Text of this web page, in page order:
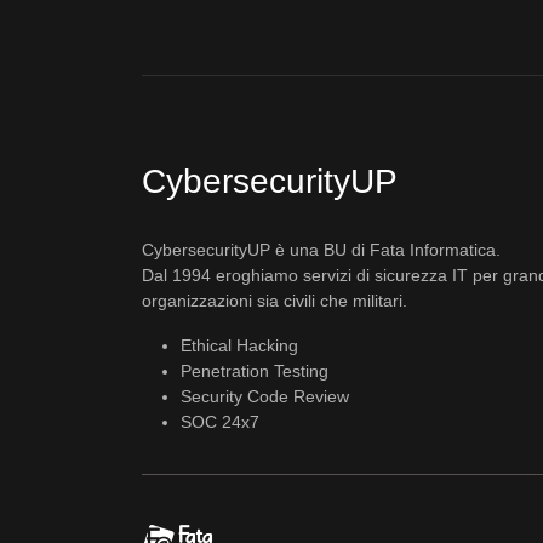
CybersecurityUP
CybersecurityUP è una BU di Fata Informatica.
Dal 1994 eroghiamo servizi di sicurezza IT per
organizzazioni sia civili che militari.
Ethical Hacking
Penetration Testing
Security Code Review
SOC 24x7